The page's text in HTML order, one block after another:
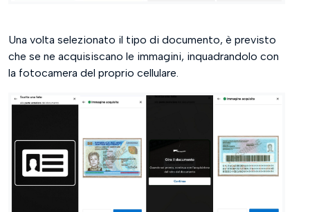
Una volta selezionato il tipo di documento, è previsto
che se ne acquisiscano le immagini, inquadrandolo con
la fotocamera del proprio cellulare.